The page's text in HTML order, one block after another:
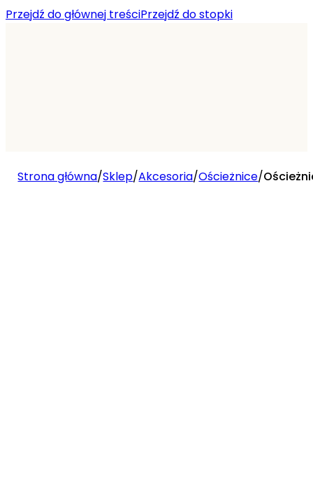
Przejdź do głównej treściPrzejdź do stopki
Strona główna/Sklep/Akcesoria/Ościeżnice/